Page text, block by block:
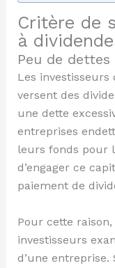
Critère de
à
Peu de dettes
Les investisseurs
versent des
une dette
entreprises
leurs fonds pour
d’engager ce
paiement de
Pour cette
investisseurs
d’une